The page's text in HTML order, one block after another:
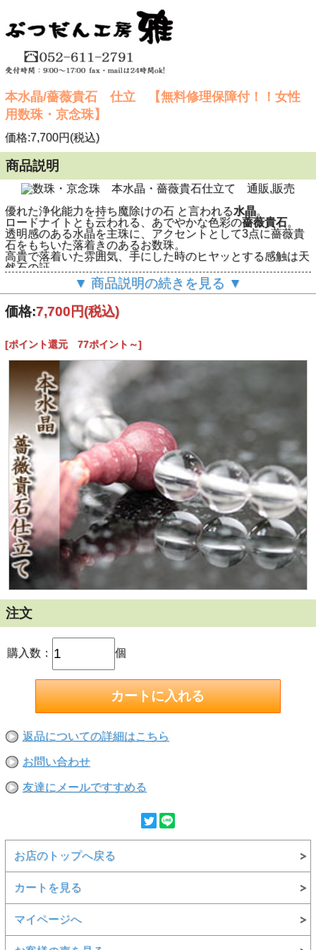
本水晶/薔薇貴石 仕立 【無料修理保障付！！女性
用数珠・京念珠】
価格:7,700円(税込)
商品説明
優れた浄化能力を持ち魔除けの石 と言われる水晶。
ロードナイトとも云われる、あでやかな色彩の薔薇貴石。
透明感のある水晶を主珠に、アクセントとして3点に薔薇貴
石をもちいた落着きのあるお数珠。
高貴で落着いた雰囲気、手にした時のヒヤッとする感触は天
然石の証。
末永くお使い頂ける 女性用数珠（京念珠）です。
７mmサイズの主玉を使用した、標準的な大きさのお数珠で
す。
房には、薔薇貴石に合わせた、桃色の
■商品番号：n-s-kt0002
■主玉：７ｍｍ・本水晶
■親玉：１０ｍｍ・薔薇貴石
■天玉：５ｍｍ・薔薇貴石
■房：正絹頭房
■化粧箱：桐箱
■備考：安心の無料修理保証付です。
▼ 商品説明の続きを見る ▼
価格:7,700円(税込)
[ポイント還元 77ポイント～]
注文
購入数： 個
返品についての詳細はこちら
お問い合わせ
友達にメールですすめる
お店のトップへ戻る
カートを見る
マイページへ